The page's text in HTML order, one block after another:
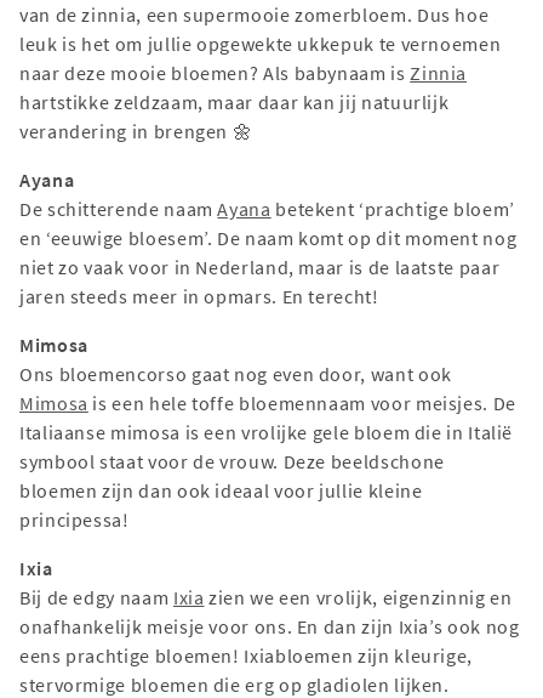
van de zinnia, een supermooie zomerbloem. Dus hoe
leuk is het om jullie opgewekte ukkepuk te vernoemen
naar deze mooie bloemen? Als babynaam is Zinnia
hartstikke zeldzaam, maar daar kan jij natuurlijk
verandering in brengen 🌼
Ayana
De schitterende naamAyana betekent ‘prachtige bloem’
en ‘eeuwige bloesem’. De naam komt op dit moment nog
niet zo vaak voor in Nederland, maar is de laatste paar
jaren steeds meer in opmars. En terecht!
Mimosa
Ons bloemencorso gaat nog even door, want ook
Mimosa is een hele toffe bloemennaam voor meisjes. De
Italiaanse mimosa is een vrolijke gele bloem die in Italië
symbool staat voor de vrouw. Deze beeldschone
bloemen zijn dan ook ideaal voor jullie kleine
principessa!
Ixia
Bij de edgy naam Ixia zien we een vrolijk, eigenzinnig en
onafhankelijk meisje voor ons. En dan zijn Ixia’s ook nog
eens prachtige bloemen! Ixiabloemen zijn kleurige,
stervormige bloemen die erg op gladiolen lijken.